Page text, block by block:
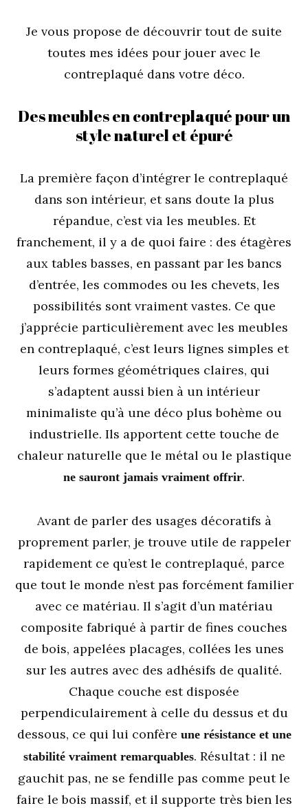
Je vous propose de découvrir tout de suite
toutes mes idées pour jouer avec le
contreplaqué dans votre déco.
Des meubles en contreplaqué pour un
style naturel et épuré
La première façon d’intégrer le contreplaqué
dans son intérieur, et sans doute la plus
répandue, c’est via les meubles. Et
franchement, il y a de quoi faire : des étagères
aux tables basses, en passant par les bancs
d’entrée, les commodes ou les chevets, les
possibilités sont vraiment vastes. Ce que
j’apprécie particulièrement avec les meubles
en contreplaqué, c’est leurs lignes simples et
leurs formes géométriques claires, qui
s’adaptent aussi bien à un intérieur
minimaliste qu’à une déco plus bohème ou
industrielle. Ils apportent cette touche de
chaleur naturelle que le métal ou le plastique
ne sauront jamais vraiment offrir.
Avant de parler des usages décoratifs à
proprement parler, je trouve utile de rappeler
rapidement ce qu’est le contreplaqué, parce
que tout le monde n’est pas forcément familier
avec ce matériau. Il s’agit d’un matériau
composite fabriqué à partir de fines couches
de bois, appelées placages, collées les unes
sur les autres avec des adhésifs de qualité.
Chaque couche est disposée
perpendiculairement à celle du dessus et du
dessous, ce qui lui confère une résistance et une
stabilité vraiment remarquables. Résultat : il ne
gauchit pas, ne se fendille pas comme peut le
faire le bois massif, et il supporte très bien les